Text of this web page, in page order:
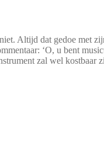
Altijd dat gedoe
‘O, u bent
zal wel